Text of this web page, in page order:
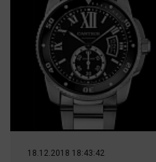
Персона
Последняя инстанция
Светская жизнь
Тенденции
Точка на карте
18.12.2018 18:43:42